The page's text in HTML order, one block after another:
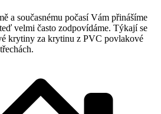
a současnému počasí Vám přinášíme
velmi často zodpovídáme. Týkají se
krytiny za krytinu z PVC povlakové